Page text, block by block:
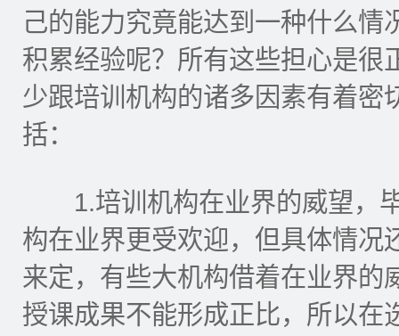
己的能力究竟能达到一种什么情
积累经验呢？所有这些担心是很
少跟培训机构的诸多因素有着密
括：
1.培训机构在业界的威望，
构在业界更受欢迎，但具体情况
来定，有些大机构借着在业界的
授课成果不能形成正比，所以在